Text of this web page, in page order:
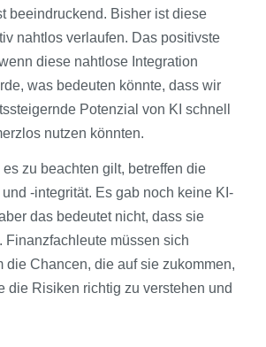
beeindruckend. Bisher ist diese
nahtlos verlaufen. Das positivste
diese nahtlose Integration
was bedeuten könnte, dass wir
Potenzial von KI schnell
nutzen könnten.
zu beachten gilt, betreffen die
-integrität. Es gab noch keine KI-
das bedeutet nicht, dass sie
Finanzfachleute müssen sich
die Chancen, die auf sie zukommen,
die Risiken richtig zu verstehen und